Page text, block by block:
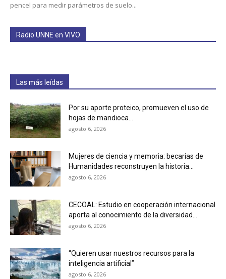
pencel para medir parámetros de suelo...
Radio UNNE en VIVO
Las más leídas
Por su aporte proteico, promueven el uso de
hojas de mandioca...
agosto 6, 2026
Mujeres de ciencia y memoria: becarias de
Humanidades reconstruyen la historia...
agosto 6, 2026
CECOAL: Estudio en cooperación internacional
aporta al conocimiento de la diversidad...
agosto 6, 2026
“Quieren usar nuestros recursos para la
inteligencia artificial”
agosto 6, 2026